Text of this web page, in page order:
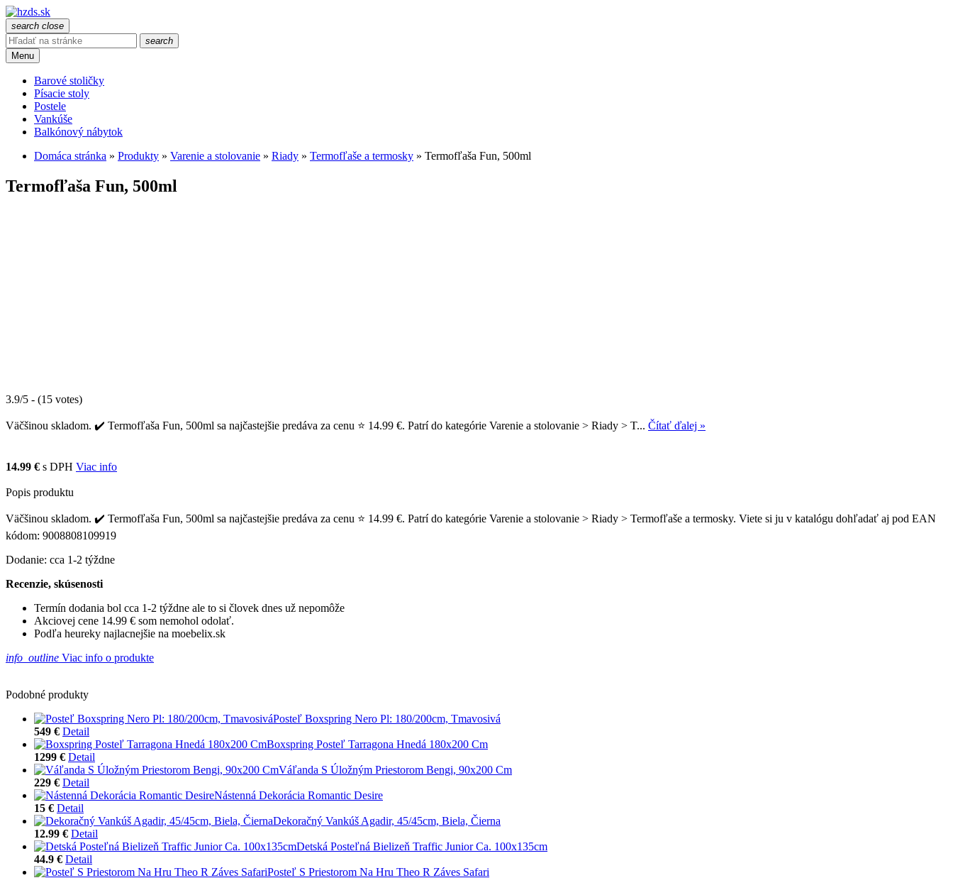
search close
search
Menu
Barové stoličky
Písacie stoly
Postele
Vankúše
Balkónový nábytok
Domáca stránka » Produkty » Varenie a stolovanie » Riady » Termofľaše a termosky » Termofľaša Fun, 500ml
Termofľaša Fun, 500ml
3.9/5 - (15 votes)
Väčšinou skladom. ✔️ Termofľaša Fun, 500ml sa najčastejšie predáva za cenu ⭐ 14.99 €. Patrí do kategórie Varenie a stolovanie > Riady > T... Čítať ďalej »
14.99 € s DPH Viac info
Popis produktu
Väčšinou skladom. ✔️ Termofľaša Fun, 500ml sa najčastejšie predáva za cenu ⭐ 14.99 €. Patrí do kategórie Varenie a stolovanie > Riady > Termofľaše a termosky. Viete si ju v katalógu dohľadať aj pod EAN
kódom: 9008808109919
Dodanie: cca 1-2 týždne
Recenzie, skúsenosti
Termín dodania bol cca 1-2 týždne ale to si človek dnes už nepomôže
Akciovej cene 14.99 € som nemohol odolať.
Podľa heureky najlacnejšie na moebelix.sk
info_outline Viac info o produkte
Podobné produkty
Posteľ Boxspring Nero Pl: 180/200cm, Tmavosivá
549 € Detail
Boxspring Posteľ Tarragona Hnedá 180x200 Cm
1299 € Detail
Váľanda S Úložným Priestorom Bengi, 90x200 Cm
229 € Detail
Nástenná Dekorácia Romantic Desire
15 € Detail
Dekoračný Vankúš Agadir, 45/45cm, Biela, Čierna
12.99 € Detail
Detská Posteľná Bielizeň Traffic Junior Ca. 100x135cm
44.9 € Detail
Posteľ S Priestorom Na Hru Theo R Záves Safari